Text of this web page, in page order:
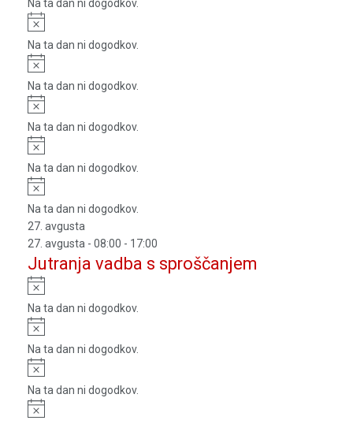
Na ta dan ni dogodkov.
Notice
Na ta dan ni dogodkov.
Notice
Na ta dan ni dogodkov.
Notice
Na ta dan ni dogodkov.
Notice
Na ta dan ni dogodkov.
Notice
Na ta dan ni dogodkov.
27. avgusta
27. avgusta - 08:00 - 17:00
Jutranja vadba s sproščanjem
Notice
Na ta dan ni dogodkov.
Notice
Na ta dan ni dogodkov.
Notice
Na ta dan ni dogodkov.
Notice